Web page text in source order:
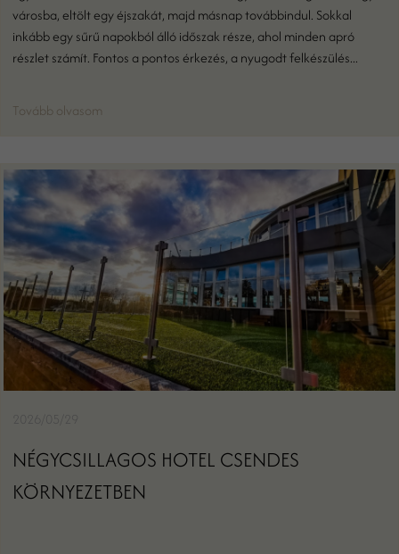
városba, eltölt egy éjszakát, majd másnap továbbindul. Sokkal
inkább egy sűrű napokból álló időszak része, ahol minden apró
részlet számít. Fontos a pontos érkezés, a nyugodt felkészülés...
Tovább olvasom
NÉGYCSILLAGOS HOTEL CSENDES
KÖRNYEZETBEN